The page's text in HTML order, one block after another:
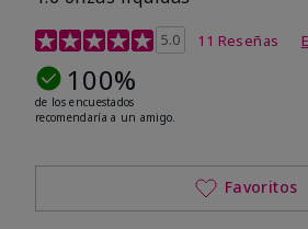
Calificación de clientes de 4,7 de
5.0 11 Reseñas
100%
de los encuestados
recomendaría a un amigo.
Favoritos